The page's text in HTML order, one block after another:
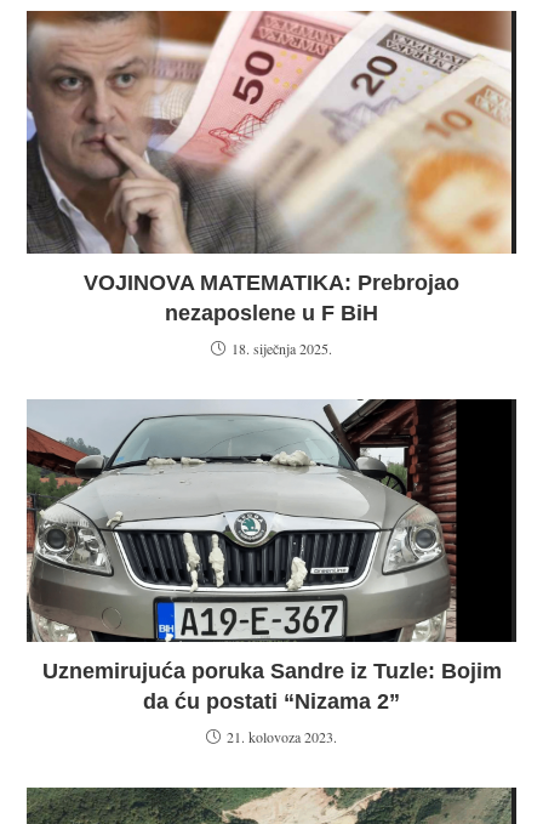
VOJINOVA MATEMATIKA: Prebrojao
nezaposlene u F BiH
18. siječnja 2025.
Uznemirujuća poruka Sandre iz Tuzle: Bojim
da ću postati “Nizama 2”
21. kolovoza 2023.